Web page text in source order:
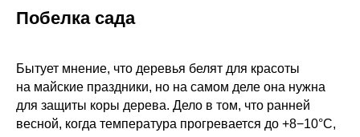
Побелка сада
Бытует мнение, что деревья белят для красоты
на майские праздники, но на самом деле она нужна
для защиты коры дерева. Дело в том, что ранней
весной, когда температура прогревается до +8−10°С,